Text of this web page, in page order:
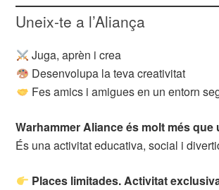
Uneix-te a l’Aliança
Juga, aprèn i crea
Desenvolupa la teva creativitat
Fes amics i amigues en un entorn
Warhammer Aliance és molt més que
És una activitat educativa, social i
Places limitades. Activitat